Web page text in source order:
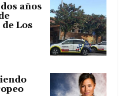
años
Los